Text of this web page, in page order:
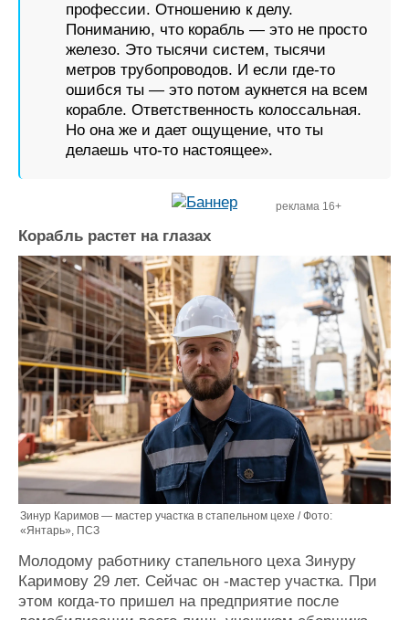
профессии. Отношению к делу.
Пониманию, что корабль — это не просто
железо. Это тысячи систем, тысячи
метров трубопроводов. И если где-то
ошибся ты — это потом аукнется на всем
корабле. Ответственность колоссальная.
Но она же и дает ощущение, что ты
делаешь что-то настоящее».
реклама 16+
Корабль растет на глазах
Зинур Каримов — мастер участка в стапельном цехе / Фото:
«Янтарь», ПСЗ
Молодому работнику стапельного цеха Зинуру
Каримову 29 лет. Сейчас он -мастер участка. При
этом когда-то пришел на предприятие после